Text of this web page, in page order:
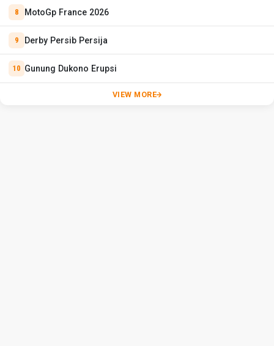
MotoGp France 2026
Derby Persib Persija
Gunung Dukono Erupsi
VIEW MORE